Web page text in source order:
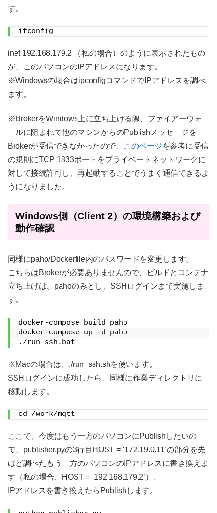
す。
ifconfig
inet 192.168.179.2 （私の場合）のように表示されたもの
が、このパソコンのIPアドレスになります。
※Windowsの場合はipconfigコマンドでIPアドレスを調べ
ます。
※BrokerをWindows上に立ち上げる際、ファイアーウォ
ールに阻まれて他のマシンからのPublishメッセージを
Brokerが受信できなかったので、
このページを参考に受信
の規則にTCP 1833ポートをプライベートネットワークに
対して接続許可し、再起動することでうまく通信できるよ
うになりました。
Windows側（Client 2）の環境構築および
動作確認
同様にpaho/Dockerfile内のパスワードを変更します。
こちらはBrokerが必要ありませんので、ビルドとコンテナ
立ち上げは、pahoのみとし、SSHログインまで実施しま
す。
docker-compose build paho
docker-compose up -d paho
./run_ssh.bat
※Macの場合は、./run_ssh.shを使います。
SSHログインに成功したら、同様に作業ディレクトリに
移動します。
cd /work/mqtt
ここで、今度はもう一方のパソコンにPublishしたいの
で、publisher.pyの3行目HOST = ‘172.19.0.11’の部分を先
ほど調べたもう一方のパソコンのIPアドレスに書き換えま
す（私の場合、HOST = ‘192.168.179.2’）。
IPアドレスを書き換えたらPublishします。